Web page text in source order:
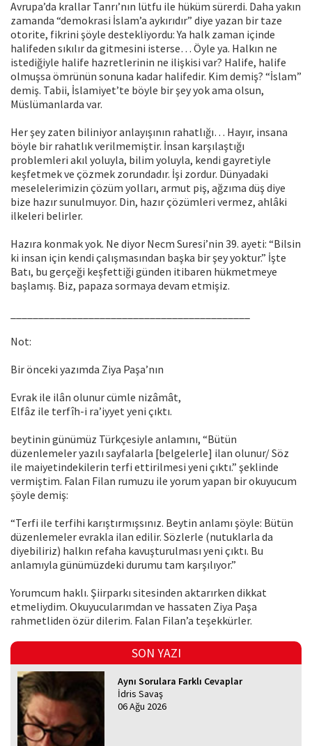
Avrupa’da krallar Tanrı’nın lütfu ile hüküm sürerdi. Daha yakın
zamanda “demokrasi İslam’a aykırıdır” diye yazan bir taze
otorite, fikrini şöyle destekliyordu: Ya halk zaman içinde
halifeden sıkılır da gitmesini isterse… Öyle ya. Halkın ne
istediğiyle halife hazretlerinin ne ilişkisi var? Halife, halife
olmuşsa ömrünün sonuna kadar halifedir. Kim demiş? “İslam”
demiş. Tabii, İslamiyet’te böyle bir şey yok ama olsun,
Müslümanlarda var.
Her şey zaten biliniyor anlayışının rahatlığı… Hayır, insana
böyle bir rahatlık verilmemiştir. İnsan karşılaştığı
problemleri akıl yoluyla, bilim yoluyla, kendi gayretiyle
keşfetmek ve çözmek zorundadır. İşi zordur. Dünyadaki
meselelerimizin çözüm yolları, armut piş, ağzıma düş diye
bize hazır sunulmuyor. Din, hazır çözümleri vermez, ahlâki
ilkeleri belirler.
Hazıra konmak yok. Ne diyor Necm Suresi’nin 39. ayeti: “Bilsin
ki insan için kendi çalışmasından başka bir şey yoktur.” İşte
Batı, bu gerçeği keşfettiği günden itibaren hükmetmeye
başlamış. Biz, papaza sormaya devam etmişiz.
Not:
Bir önceki yazımda Ziya Paşa’nın
Evrak ile ilân olunur cümle nizâmât,
Elfâz ile terfîh-i ra’iyyet yeni çıktı.
beytinin günümüz Türkçesiyle anlamını, “Bütün
düzenlemeler yazılı sayfalarla [belgelerle] ilan olunur/ Söz
ile maiyetindekilerin terfi ettirilmesi yeni çıktı.” şeklinde
vermiştim. Falan Filan rumuzu ile yorum yapan bir okuyucum
şöyle demiş:
“Terfi ile terfihi karıştırmışsınız. Beytin anlamı şöyle: Bütün
düzenlemeler evrakla ilan edilir. Sözlerle (nutuklarla da
diyebiliriz) halkın refaha kavuşturulması yeni çıktı. Bu
anlamıyla günümüzdeki durumu tam karşılıyor.”
Yorumcum haklı. Şiirparkı sitesinden aktarırken dikkat
etmeliydim. Okuyucularımdan ve hassaten Ziya Paşa
rahmetliden özür dilerim. Falan Filan’a teşekkürler.
SON YAZI
Aynı Sorulara Farklı Cevaplar
İdris Savaş
06 Ağu 2026